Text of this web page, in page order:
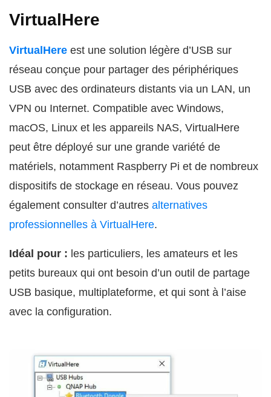
VirtualHere
VirtualHere est une solution légère d’USB sur
réseau conçue pour partager des périphériques
USB avec des ordinateurs distants via un LAN, un
VPN ou Internet. Compatible avec Windows,
macOS, Linux et les appareils NAS, VirtualHere
peut être déployé sur une grande variété de
matériels, notamment Raspberry Pi et de nombreux
dispositifs de stockage en réseau. Vous pouvez
également consulter d’autres alternatives
professionnelles à VirtualHere.
Idéal pour : les particuliers, les amateurs et les
petits bureaux qui ont besoin d’un outil de partage
USB basique, multiplateforme, et qui sont à l’aise
avec la configuration.